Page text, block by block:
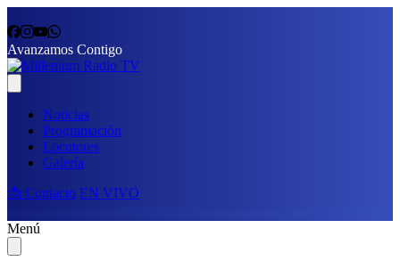
Avanzamos Contigo
Noticias
Programación
Locutores
Galería
📩 Contacto EN VIVO
Menú